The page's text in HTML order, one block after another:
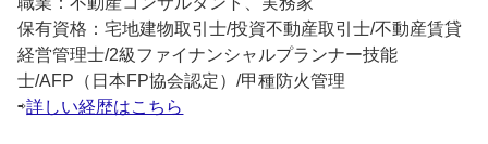
保有資格：宅地建物取引士/投資不動産取引士/不動産賃貸
経営管理士/2級ファイナンシャルプランナー技能
士/AFP（日本FP協会認定）/甲種防火管理
⇨詳しい経歴はこちら